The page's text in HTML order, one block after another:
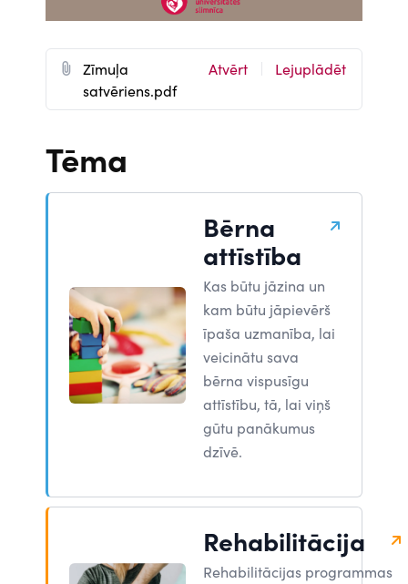
D
o
c
m
e
n
Zīmuļa
satvēriens.pdf
Atvērt Lejuplādēt
Tēma
Bērna
attīstība
Kas būtu jāzina un
kam būtu jāpievērš
īpaša uzmanība, lai
veicinātu sava
bērna vispusīgu
attīstību, tā, lai viņš
gūtu panākumus
dzīvē.
Rehabilitācija
Rehabilitācijas programmas